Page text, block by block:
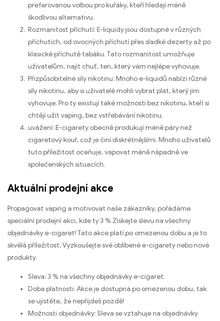
preferovanou volbou pro kuřáky, kteří hledají méně
škodlivou alternativu.
Rozmanitost příchutí: E-liquidy jsou dostupné v různých
příchutích, od ovocných příchutí přes sladké dezerty až po
klasické příchutě tabáku. Tato rozmanitost umožňuje
uživatelům, najít chuť, ten, který vám nejlépe vyhovuje.
Přizpůsobitelné síly nikotinu: Mnoho e-liquidů nabízí různé
síly nikotinu, aby si uživatelé mohli vybrat plat, který jim
vyhovuje. Pro ty existují také možnosti bez nikotinu, kteří si
chtějí užít vaping, bez vstřebávání nikotinu.
uvážení: E-cigarety obecně produkují méně páry než
cigaretový kouř, což je činí diskrétnějšími. Mnoho uživatelů
tuto příležitost oceňuje, vapovat méně nápadně ve
společenských situacích.
Aktuální prodejní akce
Propagovat vaping a motivovat naše zákazníky, pořádáme
speciální prodejní akci, kde ty 3 % Získejte slevu na všechny
objednávky e-cigaret! Tato akce platí po omezenou dobu a je to
skvělá příležitost, Vyzkoušejte své oblíbené e-cigarety nebo nové
produkty.
Sleva: 3 % na všechny objednávky e-cigaret.
Doba platnosti: Akce je dostupná po omezenou dobu, tak
se ujistěte, že nepřijdeš pozdě!
Možnosti objednávky: Sleva se vztahuje na objednávky